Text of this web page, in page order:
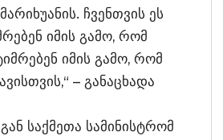
ჩვენთვის ეს
იმის გამო, რომ
იმის გამო, რომ
– განაცხადა
საქმეთა სამინისტრომ